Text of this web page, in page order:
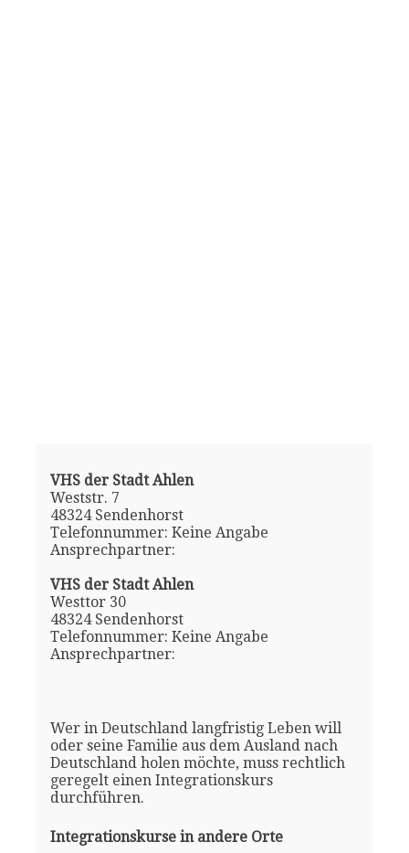
VHS der Stadt Ahlen
Weststr. 7
48324 Sendenhorst
Telefonnummer: Keine Angabe
Ansprechpartner:
VHS der Stadt Ahlen
Westtor 30
48324 Sendenhorst
Telefonnummer: Keine Angabe
Ansprechpartner:
Wer in Deutschland langfristig Leben will
oder seine Familie aus dem Ausland nach
Deutschland holen möchte, muss rechtlich
geregelt einen Integrationskurs
durchführen.
Integrationskurse in andere Orte